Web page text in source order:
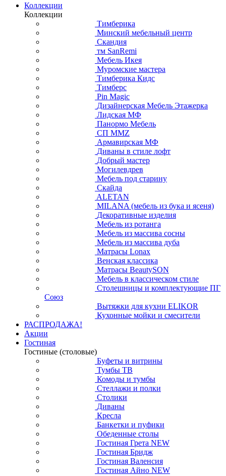
Коллекции
Коллекции
Тимберика
Минский мебельный центр
Скандия
тм SanRemi
Мебель Икея
Муромские мастера
Тимберика Кидс
Тимберс
Pin Magic
Дизайнерская Мебель Этажерка
Лидская МФ
Панормо Мебель
СП ММZ
Армавирская МФ
Диваны в стиле лофт
Добрый мастер
Могилевдрев
Мебель под старину
Скайда
ALETAN
MILANA (мебель из бука и ясеня)
Декоративные изделия
Мебель из ротанга
Мебель из массива сосны
Мебель из массива дуба
Матрасы Lonax
Венская классика
Матрасы BeautySON
Мебель в классическом стиле
Столешницы и комплектующие ПГ
Союз
Вытяжки для кухни ELIKOR
Кухонные мойки и смесители
РАСПРОДАЖА!
Акции
Гостиная
Гостиные (столовые)
Буфеты и витрины
Тумбы ТВ
Комоды и тумбы
Стеллажи и полки
Столики
Диваны
Кресла
Банкетки и пуфики
Обеденные столы
Гостиная Грета NEW
Гостиная Бридж
Гостиная Валенсия
Гостиная Айно NEW